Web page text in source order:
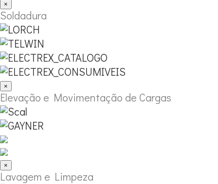
×
Soldadura
×
Elevação e Movimentação de Cargas
×
Lavagem e Limpeza